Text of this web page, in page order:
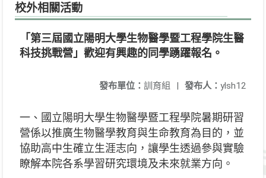
校外相關活動
「第三屆國立陽明大學生物醫學暨工程學院生醫
科技挑戰營」歡迎有興趣的同學踴躍報名。
發布人： ylsh12
發布單位： 訓育組 |
一、國立陽明大學生物醫學暨工程學院暑期研習
營係以推廣生物醫學教育與生命教育為目的，並
協助高中生確立生涯志向，讓學生透過參與實驗
瞭解本院各系學習研究環境及未來就業方向。